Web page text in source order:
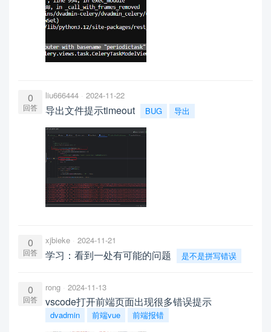
0
回答
liu666444 2024-11-22
导出文件提示timeout BUG 导出
0
回答
xjbieke 2024-11-21
学习：看到一处有可能的问题 是不是拼写错误
0
回答
rong 2024-11-13
vscode打开前端页面出现很多错误提示
dvadmin 前端vue 前端报错